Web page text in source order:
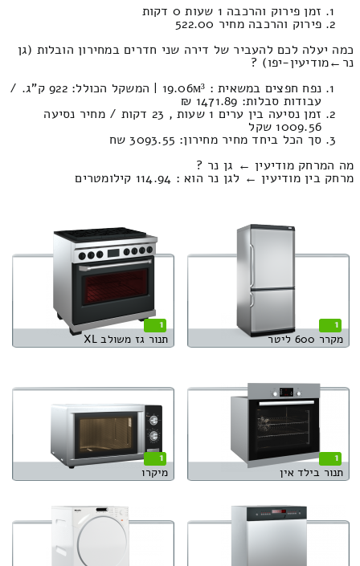
זמן פירוק והרכבה 1 שעות 0 דקות
פירוק והרכבה מחיר 522.00
כמה יעלה לכם להעביר של דירה שני חדרים במחירון הובלות (גן
נר‎←‏מודיעין-יפו) ?
נפח חפצים במשאית : 19.06м³ | המשקל הכולל: 922 ק”ג. /
עבודות סבלות: 1471.89 ₪
זמן נסיעה בין ערים 1 שעות , 23 דקות / מחיר נסיעה
1009.56 שקל
סך הכל ביחד מחיר מחירון: 3093.55 שח
מה המרחק מודיעין ← גן נר ?
מרחק בין מודיעין ← לגן נר הוא : 114.94 קילומטרים
1
מקרר 600 ליטר
1
תנור גז משולב XL
1
תנור בילד אין
1
מיקרו